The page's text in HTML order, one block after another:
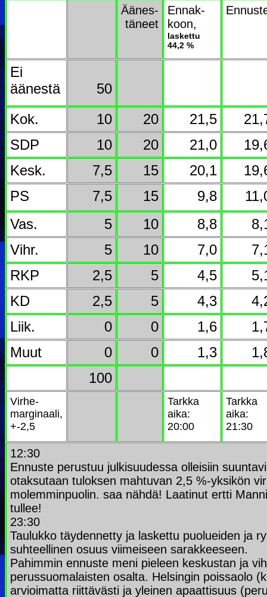
Äänes-
täneet
Ennak-
koon,
laskettu
44,2 %
Ei
äänestä
50
Kok.
10 20 21,5
SDP
10 20 21,0
Kesk.
7,5 15 20,1
PS
7,5 15 9,8
Vas.
5 10 8,8
Vihr.
5 10 7,0
RKP
2,5 5 4,5
KD
2,5 5 4,3
Liik.
0 0 1,6
Muut
0 0 1,3
100
Virhe-
marginaali,
+-2,5
Tarkka
aika:
20:00
Tarkka
aika:
21:30
12:30
Ennuste perustuu julkisuudessa olleisiin
otaksutaan tuloksen mahtuvan 2,5 %-yksikön
molemminpuolin. saa nähdä! Laatinut ertti
tullee!
23:30
Taulukko täydennetty ja laskettu puolueiden ja
suhteellinen osuus viimeiseen sarakkeeseen.
Pahimmin ennuste meni pieleen keskustan ja
perussuomalaisten osalta. Helsingin poissaolo
arvioimatta riittävästi ja yleinen apaattisuus